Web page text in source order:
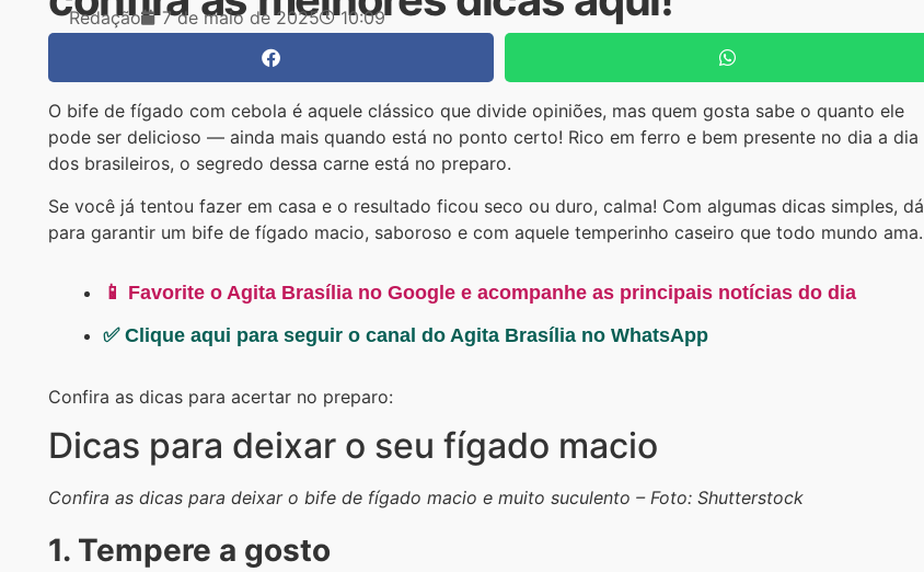
Redação 7 de maio de 2025 10:09
O bife de fígado com cebola é aquele clássico que divide opiniões, mas quem gosta sabe o quanto ele
pode ser delicioso — ainda mais quando está no ponto certo! Rico em ferro e bem presente no dia a dia
dos brasileiros, o segredo dessa carne está no preparo.
Se você já tentou fazer em casa e o resultado ficou seco ou duro, calma! Com algumas dicas simples, dá
para garantir um bife de fígado macio, saboroso e com aquele temperinho caseiro que todo mundo ama.
📱 Favorite o Agita Brasília no Google e acompanhe as principais notícias do dia
✅ Clique aqui para seguir o canal do Agita Brasília no WhatsApp
Confira as dicas para acertar no preparo:
Dicas para deixar o seu fígado macio
Confira as dicas para deixar o bife de fígado macio e muito suculento – Foto: Shutterstock
1. Tempere a gosto